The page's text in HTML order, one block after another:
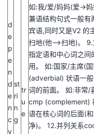
d
e
p
e
n
d
e
n
c
y
st
ri
n
g
tr
u
e
如:我/爱/妈妈(爱->
兼语结构句式一般有
宾语,同时又是V2 的
扫地(他–>扫地)。
指定语和中心词之间
用。 如:国家/主席(
(adverbial) 状语一
词的前面。 如:非常/
cmp (complement)
语在核心词的后面(
净)。 12.并列关系